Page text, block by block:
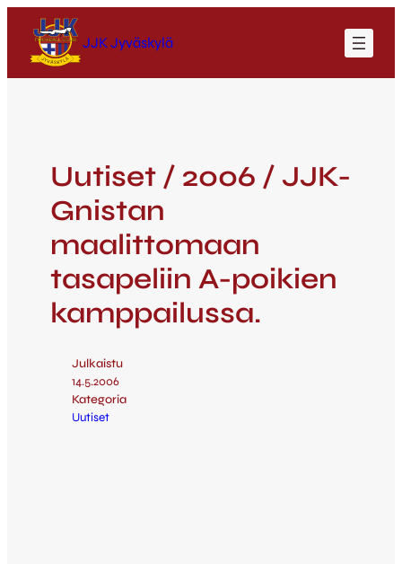
JJK Jyväskylä
Uutiset / 2006 / JJK-
Gnistan
maalittomaan
tasapeliin A-poikien
kamppailussa.
Julkaistu
14.5.2006
Kategoria
Uutiset